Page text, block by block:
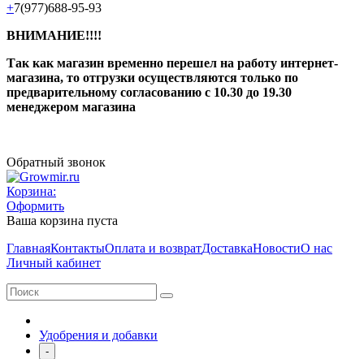
+7(977)688-95-93
ВНИМАНИЕ!!!!
Так как магазин временно перешел на работу интернет-
магазина, то отгрузки осуществляются только по
предварительному согласованию с 10.30 до 19.30
менеджером магазина
Обратный звонок
Корзина:
Оформить
Ваша корзина пуста
ГлавнаяКонтактыОплата и возвратДоставкаНовостиО нас
Личный кабинет
Удобрения и добавки
-